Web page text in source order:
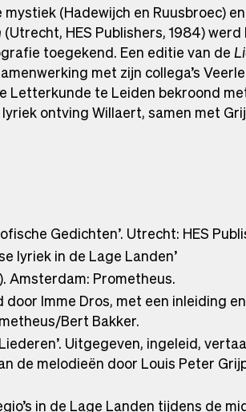
(Hadewijch en Ruusbroec)
(Utrecht, HES Publishers, 1984)
toegekend. Een editie van de
met zijn collega’s
Letterkunde te Leiden bekroond
ontving Willaert, samen met
Gedichten’. Utrecht: HES
lyriek in de Lage Landen’
Amsterdam: Prometheus.
door Imme Dros, met een inleiding
Bert Bakker.
Uitgegeven, ingeleid,
de melodieën door Louis Peter
in de Lage Landen tijdens de